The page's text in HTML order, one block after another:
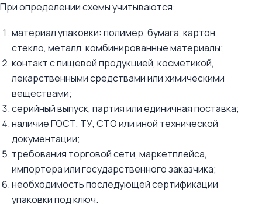
При определении схемы учитываются:
материал упаковки: полимер, бумага, картон,
стекло, металл, комбинированные материалы;
контакт с пищевой продукцией, косметикой,
лекарственными средствами или химическими
веществами;
серийный выпуск, партия или единичная поставка;
наличие ГОСТ, ТУ, СТО или иной технической
документации;
требования торговой сети, маркетплейса,
импортера или государственного заказчика;
необходимость последующей сертификации
упаковки под ключ.